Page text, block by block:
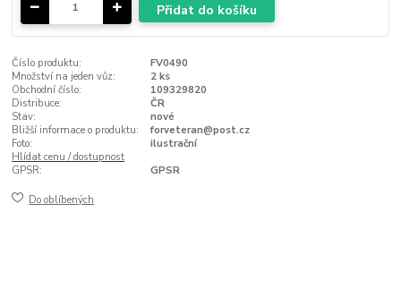
Přidat do košíku
Číslo produktu:
FV0490
Množství na jeden vůz:
2 ks
Obchodní číslo:
109329820
Distribuce:
ČR
Stav:
nové
Bližší informace o produktu:
forveteran@post.cz
Foto:
ilustrační
Hlídat cenu / dostupnost
GPSR:
GPSR
Do oblíbených